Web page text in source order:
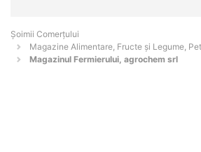
Șoimii Comerțului
Magazine Alimentare, Fructe și Legume,
Magazinul Fermierului, agrochem srl